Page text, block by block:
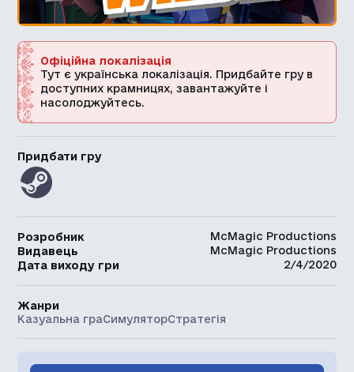
Офіційна локалізація
Тут є українська локалізація. Придбайте гру в
доступних крамницях, завантажуйте і
насолоджуйтесь.
Придбати гру
Розробник
McMagic Productions
Видавець
McMagic Productions
Дата виходу гри
2/4/2020
Жанри
Казуальна граСимуляторСтратегія